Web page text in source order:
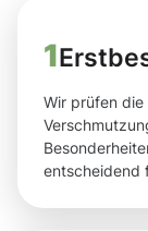
1
Wir prüfen
entscheidend